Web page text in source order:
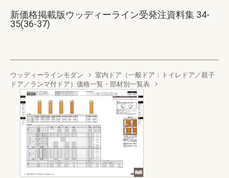
新価格掲載版ウッディーライン受発注資料集 34-
35(36-37)
ウッディーラインモダン
室内ドア（一般ドア：トイレドア／親子
ドア／ランマ付ドア）価格一覧・部材別一覧表